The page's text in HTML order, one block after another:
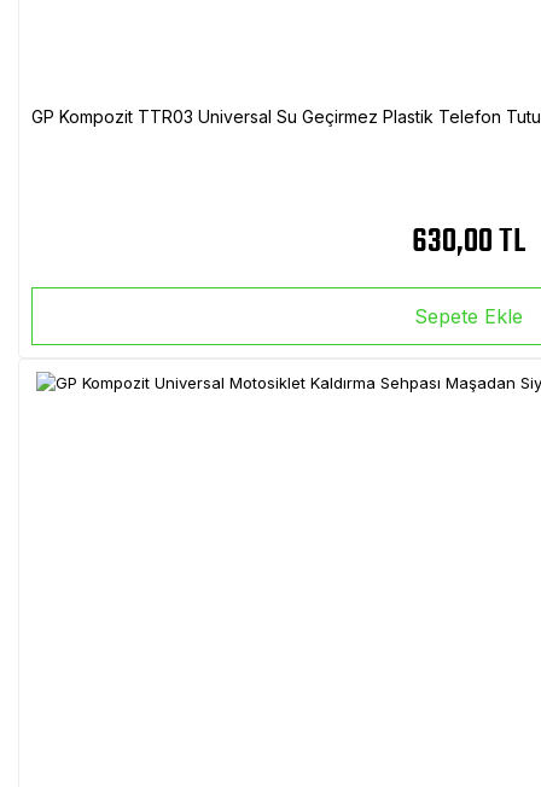
GP Kompozit TTR03 Universal Su Geçirmez Plastik Telefon
630,00 TL
Sepete Ekle